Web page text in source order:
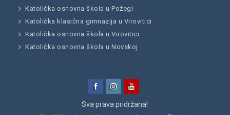
Katolička osnovna škola u Požegi
Katolička klasična gimnazija u Virovitici
Katolička osnovna škola u Virovitici
Katolička osnovna škola u Novskoj
Sva prava pridržana!